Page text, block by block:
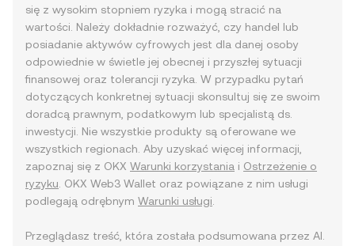
się z wysokim stopniem ryzyka i mogą stracić na
wartości. Należy dokładnie rozważyć, czy handel lub
posiadanie aktywów cyfrowych jest dla danej osoby
odpowiednie w świetle jej obecnej i przyszłej sytuacji
finansowej oraz tolerancji ryzyka. W przypadku pytań
dotyczących konkretnej sytuacji skonsultuj się ze swoim
doradcą prawnym, podatkowym lub specjalistą ds.
inwestycji. Nie wszystkie produkty są oferowane we
wszystkich regionach. Aby uzyskać więcej informacji,
zapoznaj się z OKX Warunki korzystania i Ostrzeżenie o
ryzyku . OKX Web3 Wallet oraz powiązane z nim usługi
podlegają odrębnym Warunki usługi
Przeglądasz treść, która została podsumowana przez AI.